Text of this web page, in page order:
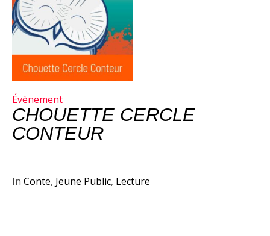
Évènement
CHOUETTE CERCLE
CONTEUR
In Conte, Jeune Public, Lecture